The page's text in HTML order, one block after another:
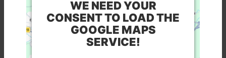
WE NEED YOUR
CONSENT TO LOAD THE
GOOGLE MAPS
SERVICE!